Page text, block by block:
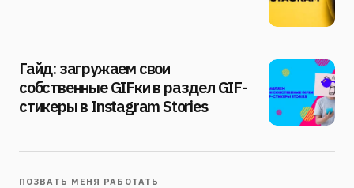
Гайд: загружаем свои
собственные GIFки в раздел GIF-
стикеры в Instagram Stories
ПОЗВАТЬ МЕНЯ РАБОТАТЬ